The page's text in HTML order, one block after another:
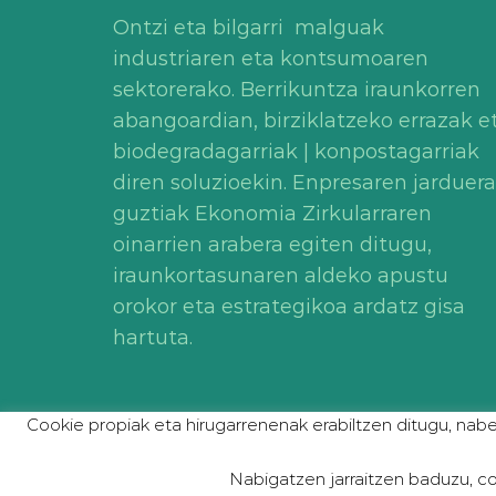
Ontzi eta bilgarri malguak
industriaren eta kontsumoaren
sektorerako. Berrikuntza iraunkorren
abangoardian, birziklatzeko errazak
biodegradagarriak | konpostagarriak
diren soluzioekin. Enpresaren jarduera
guztiak Ekonomia Zirkularraren
oinarrien arabera egiten ditugu,
iraunkortasunaren aldeko apustu
orokor eta estrategikoa ardatz gisa
hartuta.
Cookie propiak eta hirugarrenenak erabiltzen ditugu,
Nabigatzen jarraitzen baduzu,